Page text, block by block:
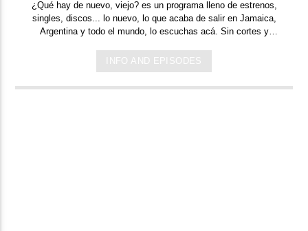
¿Qué hay de nuevo, viejo?es un programa lleno de estrenos,
singles, discos... lo nuevo, lo que acaba de salir enJamaica,
Argentina y todo el mundo, lo escuchas acá. Sin cortes y
INFO AND EPISODES